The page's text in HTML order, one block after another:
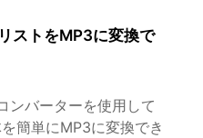
ストをMP3に変換で
ンバーターを使用して
簡単にMP3に変換でき